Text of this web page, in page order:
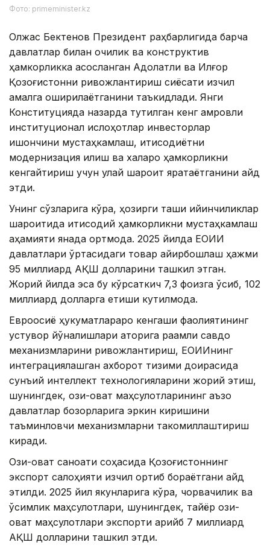
Фото: primeminister.kz
Олжас Бектенов Президент раҳбарлигида барча
давлатлар билан очиқлик ва конструктив
ҳамкорликка асосланган Адолатли ва Илғор
Қозоғистонни ривожлантириш сиёсати изчил
амалга оширилаётганини таъкидлади. Янги
Конституцияда назарда тутилган кенг қамровли
институционал ислоҳотлар инвесторлар
ишончини мустаҳкамлаш, иқтисодиётни
модернизация қилиш ва халқаро ҳамкорликни
кенгайтириш учун қулай шароит яратаётганини қайд
этди.
Унинг сўзларига кўра, ҳозирги ташқи қийинчиликлар
шароитида иқтисодий ҳамкорликни мустаҳкамлаш
аҳамияти янада ортмоқда. 2025 йилда ЕОИИ
давлатлари ўртасидаги товар айирбошлаш ҳажми
95 миллиард АҚШ долларини ташкил этган.
Жорий йилда эса бу кўрсаткич 7,3 фоизга ўсиб, 102
миллиард долларга етиши кутилмоқда.
Евроосиё ҳукуматлараро кенгаши фаолиятининг
устувор йўналишлари қаторига рақамли савдо
механизмларини ривожлантириш, ЕОИИнинг
интеграциялашган ахборот тизими доирасида
сунъий интеллект технологияларини жорий этиш,
шунингдек, озиқ-овқат маҳсулотларининг аъзо
давлатлар бозорларига эркин киришини
таъминловчи механизмларни такомиллаштириш
киради.
Озиқ-овқат саноати соҳасида Қозоғистоннинг
экспорт салоҳияти изчил ортиб бораётгани қайд
этилди. 2025 йил якунларига кўра, чорвачилик ва
ўсимлик маҳсулотлари, шунингдек, тайёр озиқ-
овқат маҳсулотлари экспорти қарийб 7 миллиард
АҚШ долларини ташкил этди.